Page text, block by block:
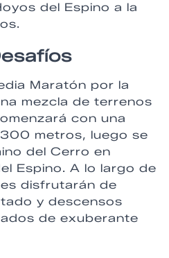
del Espino a la
Maratón por la
mezcla de terrenos
con una
metros, luego se
del Cerro en
Espino. A lo largo de
disfrutarán de
y descensos
de exuberante